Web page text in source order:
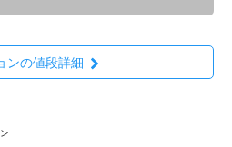
ンの値段詳細